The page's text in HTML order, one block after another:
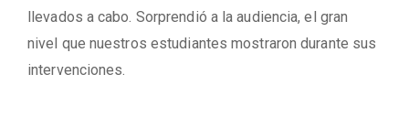
llevados a cabo. Sorprendió a la audiencia, el gran
nivel que nuestros estudiantes mostraron durante sus
intervenciones.